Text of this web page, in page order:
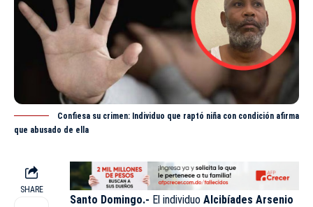
Confiesa su crimen: Individuo que raptó niña con condición afirma
que abusado de ella
SHARE
Santo Domingo.- El individuo Alcibíades Arsenio